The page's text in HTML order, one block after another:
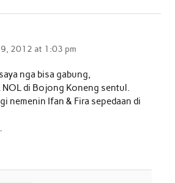
n
2012 at 1:03 pm
nga bisa gabung,
di Bojong Koneng sentul.
nemenin Ifan & Fira sepedaan di